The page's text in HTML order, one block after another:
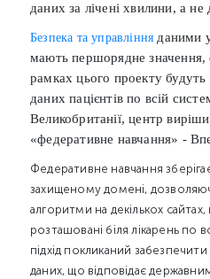
даних за лічені хвилини, а не
Безпека та управління даними
мають першорядне значення,
рамках цього проекту будуть
даних пацієнтів по всій
Великобританії, центр
«федеративне навчання» -
Федеративне навчання
захищеному домені,
алгоритми на декількох
розташовані біля лікарень по
підхід покликаний
даних, що відповідає